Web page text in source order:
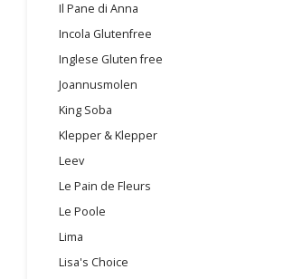
Il Pane di Anna
Incola Glutenfree
Inglese Gluten free
Joannusmolen
King Soba
Klepper & Klepper
Leev
Le Pain de Fleurs
Le Poole
Lima
Lisa's Choice